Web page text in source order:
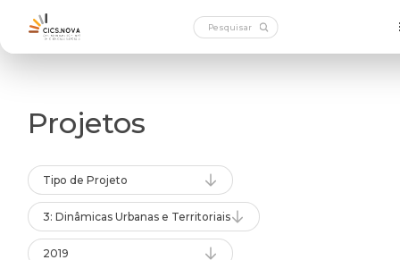
Projetos
Tipo de Projeto
3: Dinâmicas Urbanas e Territoriais
2019